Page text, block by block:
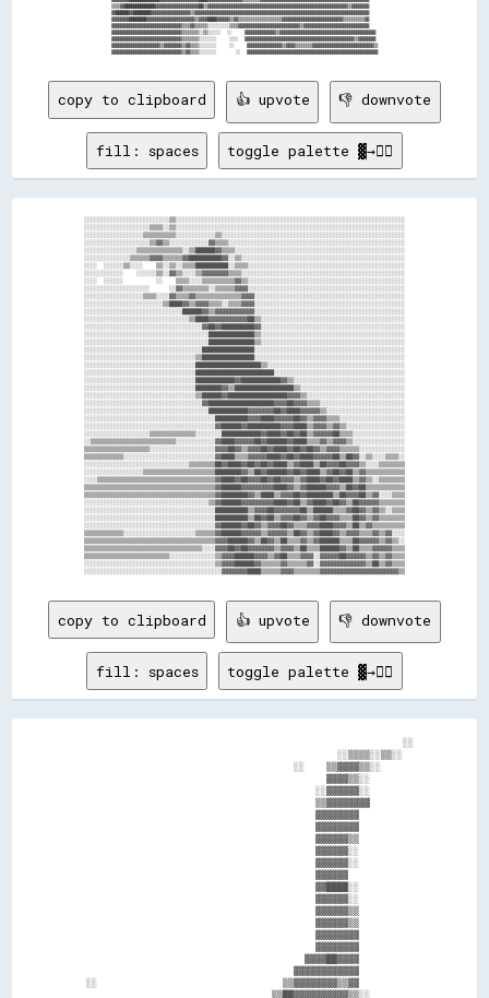
▒▒▒▒▓▓██████████████▓▓▓▓▓▓▓▓▓▓▓▓▓▓▓▓▓▓▓▓██▒▒▓▓▓▓▓▓▓▓▓▓▓▓▓▓▓▓▓▓▓▓▓▓▓▓▓▓▓▓▓▓▓▓▓▓▓▓▓▓▓▓▓▓▓▓▓▓▓▓▓▓▓▓▓▓▓▓▓▓▓▓▓▓▓▓▒▒▓▓▓▓▓▓▓▓
▓▓██████▓▓████████▓▓▓▓▓▓▓▓▓▓▓▓▓▓▓▓▓▓▒▒▓▓▓▓▓▓▓▓▓▓▓▓▓▓▓▓▓▓▓▓▓▓▓▓▓▓▓▓▓▓▓▓▓▓▓▓▓▓▓▓▓▓▓▓▓▓▓▓▓▓▓▓▓▓▓▓▓▓▓▓▓▓▓▓▓▓▓▓▓▓▓▓▓▓▓▓▓▓▓▓
▓▓▓▓▓▓▓▓████████▓▓▓▓▓▓▓▓▓▓▓▓▓▓▓▓▓▓▓▓▓▓▒▒▓▓▓▓████▓▓▓▓▓▓▒▒▓▓▒▒▒▒▒▒▒▒▒▒▒▒▒▒▒▒▒▒▒▒▓▓▓▓▓▓▓▓▓▓▓▓▓▓▓▓▓▓▓▓▓▓▓▓▓▓▓▓▒▒▒▒▒▒▒▒▒▒▓▓
▓▓▓▓▓▓▓▓▓▓▓▓▓▓▓▓▓▓▓▓▓▓▓▓▓▓▓▓▓▓▓▓▒▒▒▒▓▓▒▒▒▒▒▒░░░░░░░░░░▒▒▒▒▓▓▓▓▓▓▓▓▓▓▓▓▓▓▓▓▓▓▓▓▓▓▓▓▓▓▓▓▒▒▓▓▓▓▓▓▓▓▓▓▓▓▓▓▓▓▓▓▓▓▓▓▓▓▓▓▓▓▓▓
▓▓▓▓▓▓▓▓▓▓▓▓▓▓▓▓▓▓▓▓▓▓▓▓▓▓▓▓▓▓▓▓▒▒▒▒▒▒▒▒░░▒▒░░░░░░  ░░    ▓▓▓▓▓▓▓▓▓▓▓▓▓▓▒▒▓▓▓▓▓▓▓▓▓▓▓▓▓▓▓▓▓▓▓▓▓▓▓▓▓▓▓▓▓▓▓▓▓▓▓▓▓▓▓▓▓▓▓▓
▓▓▓▓▓▓▓▓▓▓▓▓▓▓▓▓▓▓▓▓▓▓▓▓▓▓▓▓▓▓▓▓▒▒▒▒▒▒▒▒░░░░░░░░    ░░░░  ▓▓▓▓▓▓▓▓▓▓▓▓▓▓▓▓▓▓▓▓▓▓▓▓▓▓▓▓▓▓▓▓▓▓▓▓▓▓▓▓▓▓▓▓▓▓▓▓▓▓▒▒▓▓▓▓▓▓▓▓
▓▓▓▓▓▓▓▓▓▓▓▓▓▓▓▓▓▓▓▓▓▓▒▒▓▓▓▓▓▓▓▓▒▒▓▓▒▒▒▒░░░░░░░░    ░░    ▓▓▓▓▓▓▓▓▓▓▓▓▓▓▓▓▒▒▓▓▓▓▒▒▒▒▒▒▒▒▓▓▓▓▓▓▓▓▓▓▓▓▓▓▓▓▓▓▓▓▓▓▓▓▓▓▓▓▒▒
copy to clipboard 👍 upvote 👎 downvote
fill: spaces toggle palette ▓→✊🏽
░░░░░░░░░░░░░░░░░░░░░░░░░░▒▒░░░░░░░░░░░░░░░░░░░░░░░░░░░░░░░░░░░░░░░░░░░░░░░░░░░░░░░░░░░░░░░░░░░░░░
░░░░░░░░░░░░░░░░░░░░▒▒▒▒░░▒▒░░░░░░░░░░░░░░░░░░░░░░░░░░░░░░░░░░░░░░░░░░░░░░░░░░░░░░░░░░░░░░░░░░░░░░
░░░░░░░░░░░░░░░░░░▒▒▒▒▒▒▒▒▒▒░░░░░░░░░░░░▒▒░░░░░░░░░░░░░░░░░░░░░░░░░░░░░░░░░░░░░░░░░░░░░░░░░░░░░░░░
░░░░░░░░░░░░░░░░░░░░▒▒▓▓▒▒░░░░░░░░░░░░▓▓▒▒▒▒░░░░░░░░░░░░░░░░░░░░░░░░░░░░░░░░░░░░░░░░░░░░░░░░░░░░░░
░░░░░░░░░░░░░░░░▒▒▒▒▒▒▒▒▒▒▒▒▒▒░░▒▒██████▓▓▒▒▒▒░░░░░░░░░░░░░░░░░░░░░░░░░░░░░░░░░░░░░░░░░░░░░░░░░░░░
░░░░░░░░░░░░░░▒▒▒▒▒▒▓▓▓▓▒▒▒▒▒▒▓▓██████████▓▓░░▒▒░░░░░░░░░░░░░░░░░░░░░░░░░░░░░░░░░░░░░░░░░░░░░░░░░░
░░░░  ░░░░░░▒▒░░░░    ▒▒░░▒▒░░▒▒▒▒██████████░░▒▒▒▒░░░░░░░░░░░░░░░░░░░░░░░░░░░░░░░░░░░░░░░░░░░░░░░░
░░░░░░░░░░░░    ░░░░░░▒▒░░▓▓▒▒░░░░▒▒▓▓▓▓▓▓▓▓▒▒▒▒░░░░░░░░░░░░░░░░░░░░░░░░░░░░░░░░░░░░░░░░░░░░░░░░░░
░░░░  ░░░░░░          ░░    ▒▒▒▒░░░░▒▒▒▒▒▒▒▒▒▒▓▓▒▒░░░░░░░░░░░░░░░░░░░░░░░░░░░░░░░░░░░░░░░░░░░░░░░░
░░░░░░░░░░░░░░░░░░░░      ░░▓▓▒▒▒▒▒▒▒▒░░▒▒▒▒▒▒▓▓▓▓░░░░░░░░░░░░░░░░░░░░░░░░░░░░░░░░░░░░░░░░░░░░░░░░
░░░░░░░░░░░░░░░░░░▒▒▒▒░░░░▓▓▒▒▒▒▓▓▒▒▒▒▒▒▒▒▒▒▒▒▒▒▓▓▓▓░░░░░░░░░░░░░░░░░░░░░░░░░░░░░░░░░░░░░░░░░░░░░░
░░░░░░░░░░░░░░░░░░░░░░░░▒▒████▓▓▒▒▓▓▓▓▒▒▒▒░░▒▒▒▒▓▓▓▓░░░░░░░░░░░░░░░░░░░░░░░░░░░░░░░░░░░░░░░░░░░░░░
░░░░░░░░░░░░░░░░░░░░░░░░░░░░░░██████▓▓▒▒▓▓▓▓▓▓▓▓▓▓▓▓░░░░░░░░░░░░░░░░░░░░░░░░░░░░░░░░░░░░░░░░░░░░░░
░░░░░░░░░░░░░░░░░░░░░░░░░░░░░░░░▒▒████▓▓▓▓▓▓▓▓▓▓▓▓██▒▒░░░░░░░░░░░░░░░░░░░░░░░░░░░░░░░░░░░░░░░░░░░░
░░░░░░░░░░░░░░░░░░░░░░░░░░░░░░░░░░░░▓▓██▓▓██████████▓▓░░░░░░░░░░░░░░░░░░░░░░░░░░░░░░░░░░░░░░░░░░░░
░░░░░░░░░░░░░░░░░░░░░░░░░░░░░░░░░░░░░░██████████████▒▒░░░░░░░░░░░░░░░░░░░░░░░░░░░░░░░░░░░░░░░░░░░░
░░░░░░░░░░░░░░░░░░░░░░░░░░░░░░░░░░░░░░██████████████▒▒░░░░░░░░░░░░░░░░░░░░░░░░░░░░░░░░░░░░░░░░░░░░
░░░░░░░░░░░░░░░░░░░░░░░░░░░░░░░░░░░░████████████████░░░░░░░░░░░░░░░░░░░░░░░░░░░░░░░░░░░░░░░░░░░░░░
░░░░░░░░░░░░░░░░░░░░░░░░░░░░░░░░░░▒▒████████████████░░░░░░░░░░░░░░░░░░░░░░░░░░░░░░░░░░░░░░░░░░░░░░
░░░░░░░░░░░░░░░░░░░░░░░░░░░░░░░░░░████████████████████▒▒░░░░░░░░░░░░░░░░░░░░░░░░░░░░░░░░░░░░░░░░░░
░░░░░░░░░░░░░░░░░░░░░░░░░░░░░░░░░░████████████████████████░░░░░░░░░░░░░░░░░░░░░░░░░░░░░░░░░░░░░░░░
░░░░░░░░░░░░░░░░░░░░░░░░░░░░░░░░░░████████████▓▓████████████▓▓▒▒░░░░░░░░░░░░░░░░░░░░░░░░░░░░░░░░░░
░░░░░░░░░░░░░░░░░░░░░░░░░░░░░░░░░░████████▓▓▒▒██████████████████▒▒░░░░░░░░░░░░░░░░░░░░░░░░░░░░░░░░
░░░░░░░░░░░░░░░░░░░░░░░░░░░░░░░░░░▒▒██████▓▓██████████████████▓▓▓▓▒▒░░░░░░░░░░░░░░░░░░░░░░░░░░░░░░
░░░░░░░░░░░░░░░░░░░░░░░░░░░░░░░░░░░░▓▓████████████████████▓▓▓▓██▓▓▓▓▒▒▒▒░░░░░░░░░░░░░░░░░░░░░░░░░░
░░░░░░░░░░░░░░░░░░░░░░░░░░░░░░░░░░░░░░████████████▓▓▓▓▓▓▓▓██▓▓████▓▓▓▓▓▓▒▒░░░░░░░░░░░░░░░░░░░░░░░░
░░░░░░░░░░░░░░░░░░░░░░░░░░░░░░░░░░░░░░░░██████████▓▓▓▓████▓▓▓▓▓▓██▓▓▒▒▓▓▓▓▒▒▒▒░░░░░░░░░░░░░░░░░░░░
░░░░░░░░░░░░░░░░░░░░░░░░░░░░░░░░░░░░░░░░▓▓██████▓▓██████████▓▓▓▓████▒▒▓▓▓▓▒▒▓▓▒▒░░░░░░░░░░░░░░░░░░
░░░░░░░░░░░░░░░░░░░░▒▒▒▒▒▒▒▒▒▒▒▒▒▒░░░░░░░░████████████▓▓████▓▓██▓▓██▒▒▓▓▓▓▓▓██▒▒▒▒░░░░░░░░░░░░░░░░
░░▒▒▒▒▒▒▒▒▒▒▒▒▒▒▒▒▒▒▒▒▒▒▒▒▒▒░░░░░░░░░░░░▓▓████▓▓▓▓▓▓██▓▓██████▓▓████▒▒▒▒▓▓▒▒▓▓▓▓▒▒░░░░░░░░░░░░░░░░
▒▒▒▒▒▒▒▒▒▒▒▒▒▒▒▒▒▒▒▒░░░░░░░░░░░░░░░░░░░░▓▓▓▓██▓▓▒▒▓▓▓▓██▓▓████▓▓██▓▓██▓▓▒▒▓▓▓▓▒▒▒▒▒▒░░░░░░░░░░░░░░
▒▒▒▒▒▒▒▒▒▒▒▒░░░░░░░░░░░░░░░░░░░░░░░░░░░░▓▓████▒▒▒▒▓▓▓▓▓▓████▓▓██▓▓████▓▓▓▓▓▓██▒▒██▓▓░░▒▒░░░░▒▒▒▒░░
░░░░░░░░░░░░░░░░░░░░░░░░░░░░░░░░▒▒▒▒▒▒▒▒██▓▓████▓▓██▓▓██▓▓████▒▒▓▓████▒▒██▓▓▓▓██▓▓▓▓▒▒░░░░▒▒▒▒▒▒▒▒
░░░░░░░░░░░░░░░░░░▒▒▒▒▒▒▒▒▒▒▒▒▒▒▒▒▒▒▒▒▒▒████████▓▓▒▒██▓▓██████▓▓██▓▓████▒▒▓▓██▓▓██▒▒▓▓▒▒▒▒▒▒▒▒▒▒▒▒
░░░░▒▒▒▒▒▒▒▒▒▒▒▒▒▒▒▒▒▒▒▒▒▒▒▒▒▒▒▒▒▒▒▒▒▒▒▒▓▓████▓▓██▓▓▓▓██▓▓██▓▓▓▓▒▒▓▓████▓▓██▓▓████▒▒▓▓▒▒░░▒▒▒▒▒▒▒▒
▒▒▒▒▒▒▒▒▒▒▒▒▒▒▒▒▒▒▒▒▒▒▒▒▒▒▒▒▒▒▒▒▒▒▒▒▒▒▒▒▓▓██████▓▓▓▓▓▓▓▓▓▓████▓▓▒▒▓▓██████▓▓▓▓▒▒██▓▓██▒▒▒▒▒▒▒▒▒▒▒▒
▒▒▒▒▒▒▒▒▒▒▒▒▒▒▒▒▒▒▒▒▒▒▒▒▒▒▒▒▒▒▒▒▒▒▒▒▒▒▒▒▓▓████████▓▓▒▒████▒▒▓▓▓▓██▓▓████████▒▒██▓▓▓▓██▒▒▓▓░░░░▒▒▒▒
░░░░░░░░░░░░░░░░░░░░░░░░░░░░░░░░░░░░░░▒▒▓▓██████▓▓▓▓▓▓▓▓▓▓████▓▓██▒▒▓▓████▓▓██▓▓▒▒██▓▓▓▓▓▓▒▒▒▒▒▒▒▒
░░░░░░░░░░░░░░░░░░░░░░░░░░░░░░░░░░░░░░░░██████████▒▒▓▓▓▓██▓▓▓▓▓▓▓▓██▒▒██████▒▒▒▒▓▓██▓▓▒▒▓▓▒▒░░▒▒▒▒
░░░░░░░░░░░░░░░░░░░░░░░░░░░░░░░░░░░░░░░░██████████▒▒██▓▓██▒▒▓▓▓▓██▓▓▒▒▓▓██▓▓▓▓▒▒▒▒██▓▓▒▒▓▓▒▒▒▒▒▒▒▒
░░░░░░░░░░░░░░░░░░░░░░░░░░░░░░░░░░░░░░░░▓▓██████▓▓██▓▓▒▒▓▓▓▓██▓▓▒▒▒▒▓▓▓▓████▓▓▓▓▒▒██▒▒▓▓▒▒▒▒▒▒▒▒▒▒
▒▒▒▒▒▒▒▒▒▒▒▒░░░░░░░░░░░░░░░░░░░░░░▒▒▒▒▒▒▓▓██████▓▓▓▓▓▓▒▒▓▓▓▓▓▓▒▒██▓▓▒▒▓▓████▓▓▒▒▓▓▓▓▒▒▒▒▓▓▒▒▓▓░░░░
▒▒▒▒▒▒▒▒▒▒▒▒▒▒▒▒▒▒▒▒▒▒▒▒▒▒▒▒▒▒▒▒▒▒▒▒▒▒▒▒▓▓▓▓██████▓▓▒▒██▓▓▒▒██▒▒▒▒▓▓▒▒▓▓██████▒▒▒▒██▓▓▓▓▓▓▒▒▓▓▒▒░░
▒▒▒▒▒▒▒▒▒▒▒▒▒▒▒▒▒▒▒▒▒▒▒▒▒▒▒▒▒▒▒▒▒▒▒▒░░░░▓▓▓▓██▓▓██▓▓▓▓▓▓▓▓▒▒▓▓▓▓▒▒██▒▒▒▒██████▓▓▒▒██▒▒▒▒▓▓▓▓▓▓▒▒▒▒
▒▒▒▒▒▒▒▒▒▒▒▒▒▒▒▒▒▒▒▒▒▒▒▒▒▒░░░░░░░░░░░░░░▒▒▓▓▓▓██████▓▓▓▓▒▒▓▓██▒▒▒▒▓▓▓▓░░▓▓▓▓▓▓██▓▓▓▓▓▓▒▒▓▓▒▒▓▓▒▒▒▒
░░░░░░░░░░░░░░░░░░░░░░░░░░░░░░░░░░░░░░░░▒▒▓▓▓▓██████▓▓▒▒▒▒▒▒▓▓▒▒▒▒▒▒▓▓░░▓▓▓▓▓▓▓▓▓▓▓▓▓▓▒▒██▒▒▓▓▒▒▒▒
copy to clipboard 👍 upvote 👎 downvote
fill: spaces toggle palette ▓→✊🏽
                                                            ░░
                                                ░░▒▒▒▒░░▒▒░░
                                        ░░    ▒▒▓▓▓▓▒▒░░
                                              ▓▓▓▓▒▒░░
                                            ░░▓▓▓▓▓▓░░
                                            ▒▒▓▓▓▓▓▓▓▓
                                            ▓▓▓▓▓▓▓▓
                                            ▓▓▓▓▓▓▓▓
                                            ▓▓▓▓▓▓▒▒
                                            ▓▓▓▓▓▓░░
                                            ▓▓▓▓▓▓░░
                                            ▓▓▓▓▓▓
                                            ▓▓████░░
                                            ▓▓▓▓▓▓░░
                                            ▓▓▓▓▓▓▒▒
                                            ▓▓▓▓▓▓▒▒
                                            ▓▓▓▓▓▓▓▓
                                            ▓▓▓▓▓▓▓▓
                                          ▓▓▓▓██▓▓▓▓
                                        ▓▓▓▓▓▓▓▓▓▓▓▓
  ░░                                  ▒▒▓▓▓▓▓▓▓▓▒▒▓▓
                                    ▒▒██▓▓▓▓▓▓▓▓▓▓▒▒░░